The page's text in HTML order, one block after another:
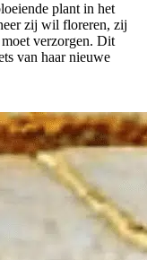
plant in het
zij wil floreren, zij
verzorgen. Dit
van haar nieuwe